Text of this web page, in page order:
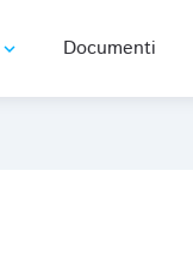
expand_more Documenti